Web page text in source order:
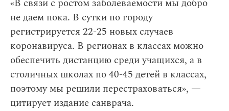
«В связи с ростом заболеваемости мы добро
не даем пока. В сутки по городу
регистрируется 22-25 новых случаев
коронавируса. В регионах в классах можно
обеспечить дистанцию среди учащихся, а в
столичных школах по 40-45 детей в классах,
поэтому мы решили перестраховаться», —
цитирует издание санврача.